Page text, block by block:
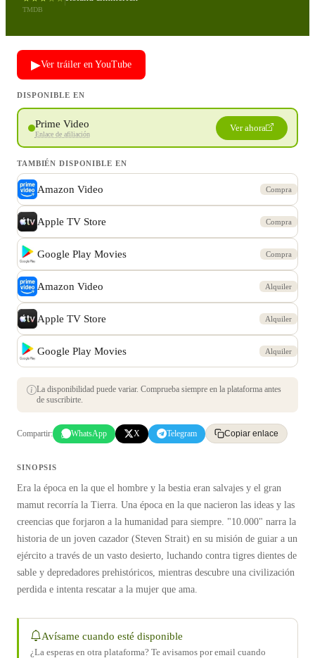
TMDB
▶Ver tráiler en YouTube
DISPONIBLE EN
Prime Video
Enlace de afiliación
Ver ahora
TAMBIÉN DISPONIBLE EN
Amazon Video Compra
Apple TV Store Compra
Google Play Movies Compra
Amazon Video Alquiler
Apple TV Store Alquiler
Google Play Movies Alquiler
La disponibilidad puede variar. Comprueba siempre en la plataforma antes
de suscribirte.
Compartir: WhatsApp X Telegram Copiar enlace
SINOPSIS
Era la época en la que el hombre y la bestia eran salvajes y el gran
mamut recorría la Tierra. Una época en la que nacieron las ideas y las
creencias que forjaron a la humanidad para siempre. "10.000" narra la
historia de un joven cazador (Steven Strait) en su misión de guiar a un
ejército a través de un vasto desierto, luchando contra tigres dientes de
sable y depredadores prehistóricos, mientras descubre una civilización
perdida e intenta rescatar a la mujer que ama.
Avísame cuando esté disponible
¿La esperas en otra plataforma? Te avisamos por email cuando